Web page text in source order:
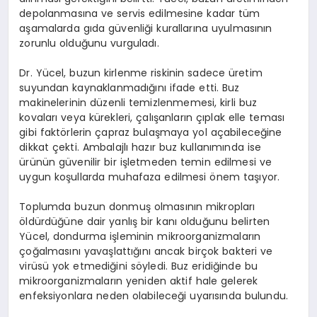
depolanmasına ve servis edilmesine kadar tüm
aşamalarda gıda güvenliği kurallarına uyulmasının
zorunlu olduğunu vurguladı.
Dr. Yücel, buzun kirlenme riskinin sadece üretim
suyundan kaynaklanmadığını ifade etti. Buz
makinelerinin düzenli temizlenmemesi, kirli buz
kovaları veya kürekleri, çalışanların çıplak elle teması
gibi faktörlerin çapraz bulaşmaya yol açabileceğine
dikkat çekti. Ambalajlı hazır buz kullanımında ise
ürünün güvenilir bir işletmeden temin edilmesi ve
uygun koşullarda muhafaza edilmesi önem taşıyor.
Toplumda buzun donmuş olmasının mikropları
öldürdüğüne dair yanlış bir kanı olduğunu belirten
Yücel, dondurma işleminin mikroorganizmaların
çoğalmasını yavaşlattığını ancak birçok bakteri ve
virüsü yok etmediğini söyledi. Buz eridiğinde bu
mikroorganizmaların yeniden aktif hale gelerek
enfeksiyonlara neden olabileceği uyarısında bulundu.